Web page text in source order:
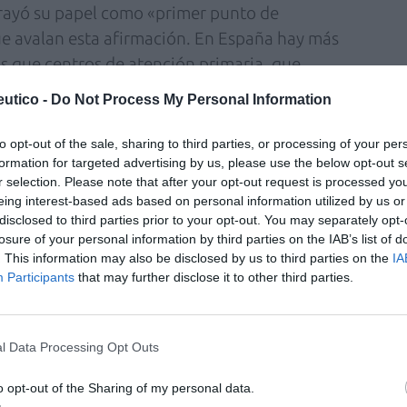
- Do Not Process My Personal Information
opt-out of the sale, sharing to third parties, or processing of your
for targeted advertising by us, please use the below opt-out
selection. Please note that after your opt-out request is processed
interest-based ads based on personal information utilized by us
to third parties prior to your opt-out. You may separately
of your personal information by third parties on the IAB’s list of
This information may also be disclosed by us to third parties on the
Participants that may further disclose it to other third parties.
Data Processing Opt Outs
opt-out of the Sharing of my personal data.
su papel como «primer punto de
avalan esta afirmación. En España hay más
que centros de atención primaria, que
diarias.
no siempre se traduce en rentabilidad. Los
debe aprender a «vender que es
su conocimiento y su capacidad de
casos no se convierte en ingresos.
y priorizar
grandes ejes de la charla.
da resultados, trabajamos en balde», vino a